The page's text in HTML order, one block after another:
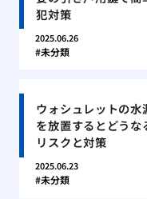
犯対策
2025.06.26
未分類
ウォシュレットの水
を放置するとどうな
リスクと対策
2025.06.23
未分類